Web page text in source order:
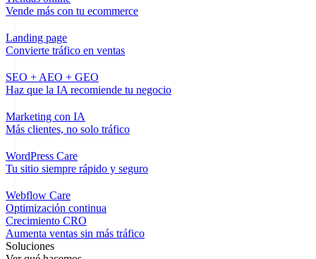
Vende más con tu ecommerce
Landing page
Convierte tráfico en ventas
SEO + AEO + GEO
Haz que la IA recomiende tu negocio
Marketing con IA
Más clientes, no solo tráfico
WordPress Care
Tu sitio siempre rápido y seguro
Webflow Care
Optimización continua
Crecimiento CRO
Aumenta ventas sin más tráfico
Soluciones